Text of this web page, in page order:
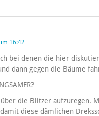
16:42
bei denen die hier
dann gegen die Bäume
die Blitzer aufzuregen.
diese dämlichen